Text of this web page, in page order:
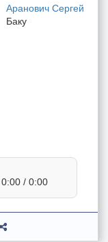
Аранович Сергей
Баку
0:00 / 0:00